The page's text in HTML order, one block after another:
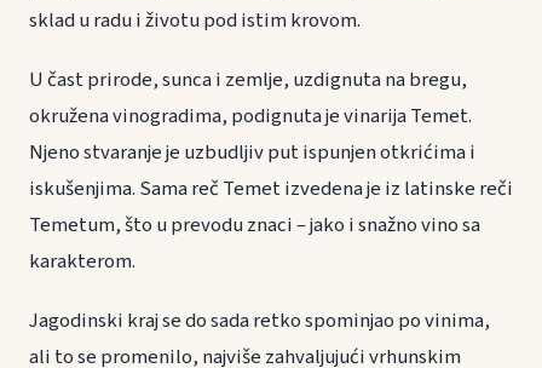
sklad u radu i životu pod istim krovom.
U čast prirode, sunca i zemlje, uzdignuta na bregu,
okružena vinogradima, podignuta je vinarija Temet.
Njeno stvaranje je uzbudljiv put ispunjen otkrićima i
iskušenjima. Sama reč Temet izvedena je iz latinske reči
Temetum, što u prevodu znaci – jako i snažno vino sa
karakterom.
Jagodinski kraj se do sada retko spominjao po vinima,
ali to se promenilo, najviše zahvaljujući vrhunskim